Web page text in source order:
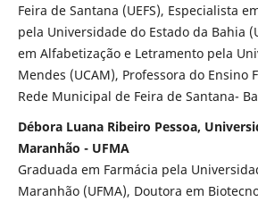
Feira de Santana (UEFS), Especialista
pela Universidade do Estado da Bahia
em Alfabetização e Letramento pela
Mendes (UCAM), Professora do Ensino
Rede Municipal de Feira de Santana-
Débora Luana Ribeiro Pessoa,
Maranhão - UFMA
Graduada em Farmácia pela
Maranhão (UFMA), Doutora em